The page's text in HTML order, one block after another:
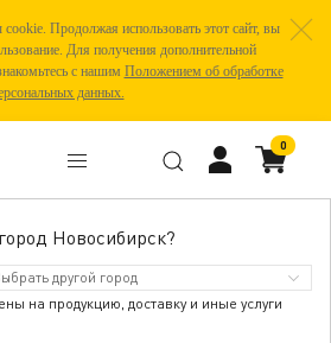
Продолжая использовать этот сайт, вы
Для получения дополнительной
с нашим Положением об обработке
данных.
Новосибирск?
на продукцию, доставку и иные услуги
0
ДОМА ДГ-10